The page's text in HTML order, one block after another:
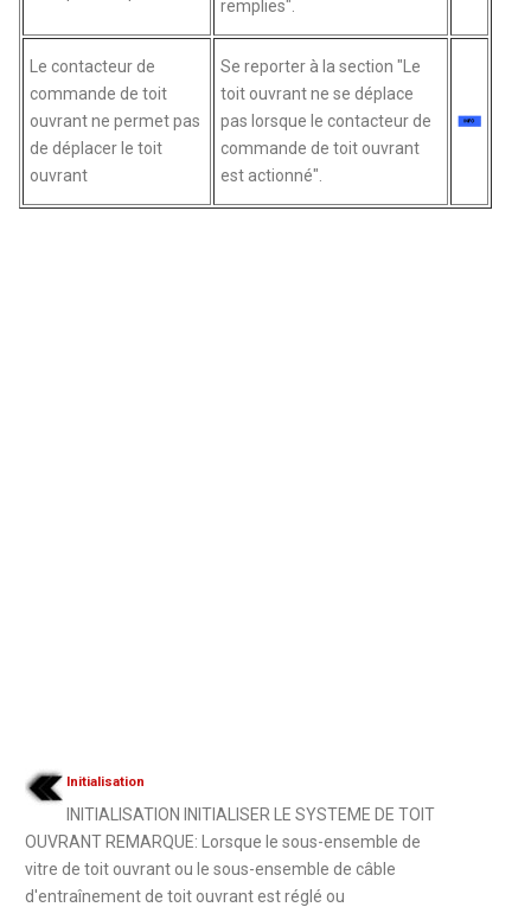
remplies".
Le contacteur de
commande de toit
ouvrant ne permet pas
de déplacer le toit
ouvrant
Se reporter à la section "Le
toit ouvrant ne se déplace
pas lorsque le contacteur de
commande de toit ouvrant
est actionné".
Initialisation
INITIALISATION INITIALISER LE SYSTEME DE TOIT
OUVRANT REMARQUE: Lorsque le sous-ensemble de
vitre de toit ouvrant ou le sous-ensemble de câble
d'entraînement de toit ouvrant est réglé ou